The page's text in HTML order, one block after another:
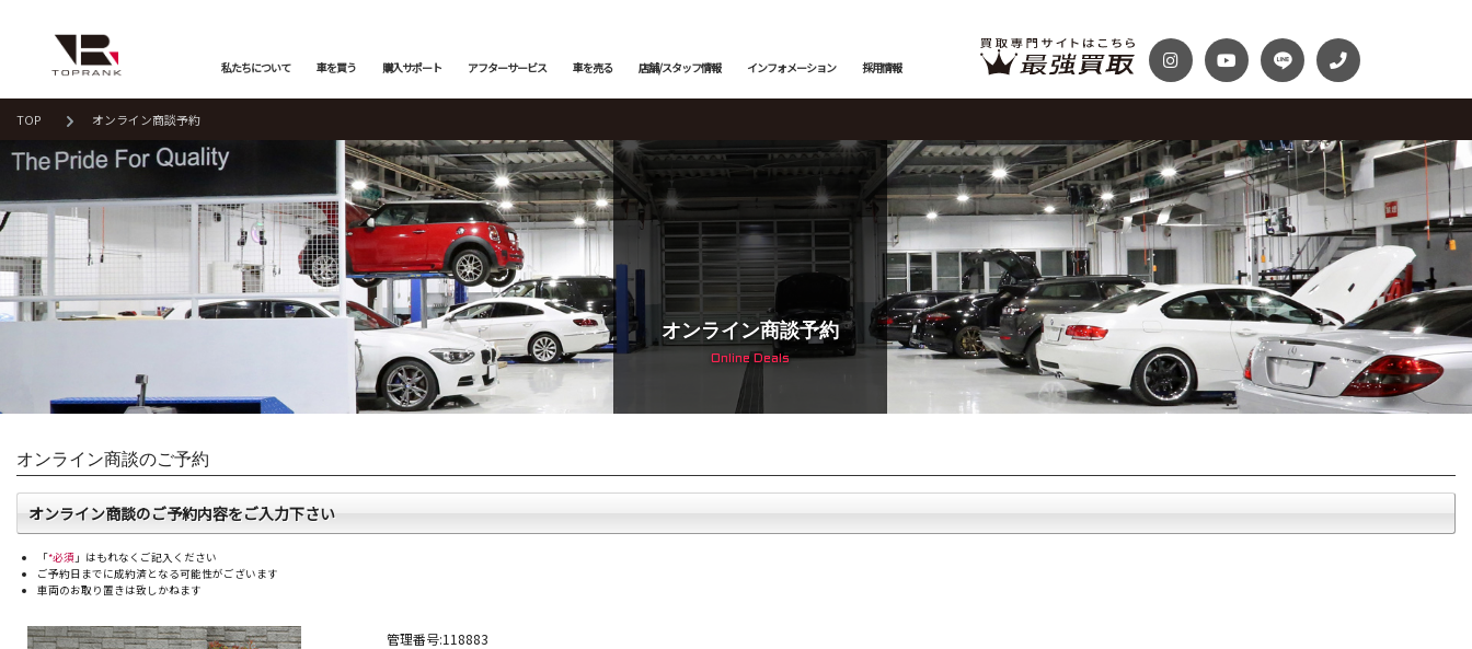
私たちについて 車を買う
車を買う
全ての在庫情報
バックオーダーシステム
オンライン商談
お取り寄せ商談
メーカーから探す
Mercedes-Benz Mercedes-AMG BMW BMW ALPINA Audi Volkswagen
Porsche LAND ROVER JAGUAR BENTLEY McLaren Maserati
購入サポート
購入サポート
保証・購入プラン 下取査定 納車前点検・整備 メンテナンスパック 自動車保険
お支払いプラン
ローンシミュレーション
オートローン事前審査
よくある質問 ご納車までの流れ 必要書類
アフターサービス
アフターサービス
車検・点検 メンテナンス 鈑金塗装 カーディテール
プロテクションフィルム 輸入車コーディング アライメント測定・調整
車を売る 店舗/スタッフ情報
店舗/スタッフ情報
店舗一覧
会社概要
プライバシーポリシー
店舗お問い合わせ
トップランク本店 トップランク中央 トップランク杉並
トップランク千葉
サービスファクトリー
トップランク神戸
ROKKO i PARK
トップランク
オートテクニカルベース
最強買取 市川店 最強買取 船橋店 トップランクUSA
インフォメーション
インフォメーション
ニュース&メディア ご納車情報 サービスブログ トップランク・マガジン
採用情報
TOP オンライン商談予約
オンライン商談予約
Online Deals
オンライン商談のご予約
オンライン商談のご予約内容をご入力下さい
「*必須 」はもれなくご記入ください
ご予約日までに成約済となる可能性がございます
車両のお取り置きは致しかねます
管理番号:118883